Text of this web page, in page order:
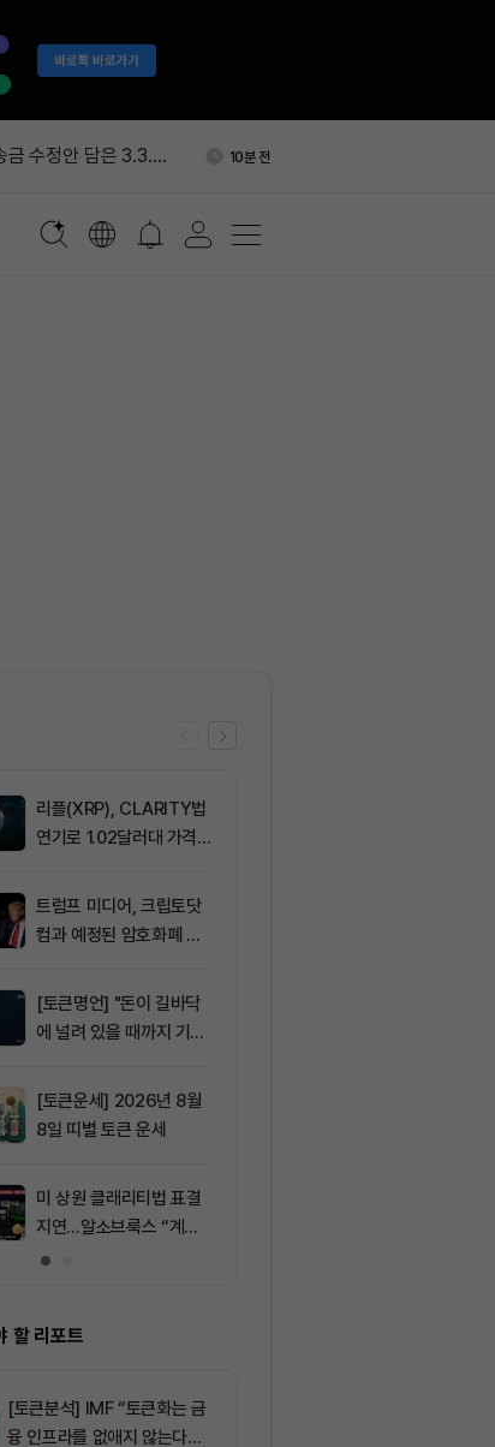
시 전송 추진…5억
금 수정안 담은 3.3.0
10분 전
뉴스
굴 BTC 270.5개 전
수정안 담은 3.3.0
리플(XRP), CLARITY법
연기로 1.02달러대 가격
트럼프 미디어, 크립토닷
컴과 예정된 암호화폐 계
[토큰명언] "돈이 길바닥
에 널려 있을 때까지 기다
[토큰운세] 2026년 8월
8일 띠별 토큰 운세
미 상원 클래리티법 표결
지연…알소브룩스 “계속
추진”
할 리포트
[토큰분석] IMF “토큰화는 금
융 인프라를 없애지 않는다…